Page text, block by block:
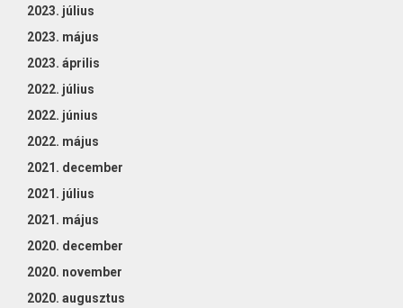
2023. július
2023. május
2023. április
2022. július
2022. június
2022. május
2021. december
2021. július
2021. május
2020. december
2020. november
2020. augusztus